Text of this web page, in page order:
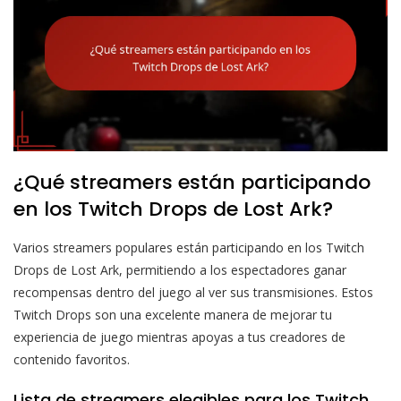
¿Qué streamers están participando
en los Twitch Drops de Lost Ark?
Varios streamers populares están participando en los Twitch
Drops de Lost Ark, permitiendo a los espectadores ganar
recompensas dentro del juego al ver sus transmisiones. Estos
Twitch Drops son una excelente manera de mejorar tu
experiencia de juego mientras apoyas a tus creadores de
contenido favoritos.